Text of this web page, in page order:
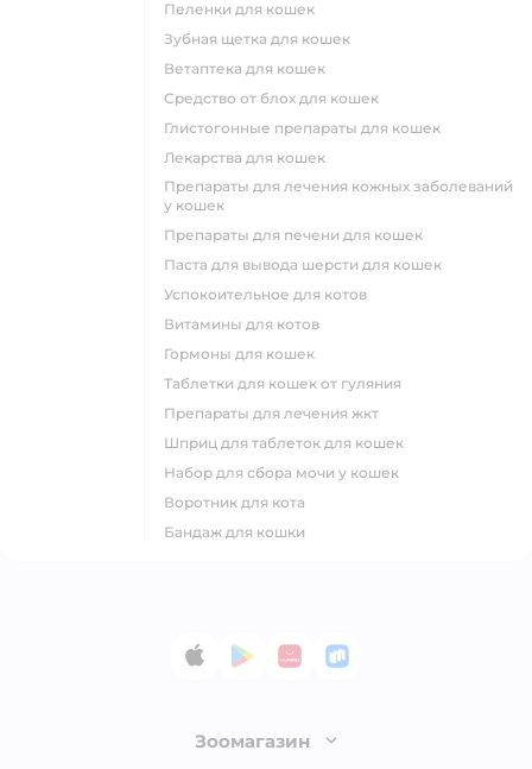
пеленки для кошек
зубная щетка для кошек
ветаптека для кошек
средство от блох для кошек
глистогонные препараты для кошек
лекарства для кошек
препараты для лечения кожных заболеваний
у кошек
препараты для печени для кошек
паста для вывода шерсти для кошек
успокоительное для котов
витамины для котов
гормоны для кошек
таблетки для кошек от гуляния
препараты для лечения жкт
шприц для таблеток для кошек
набор для сбора мочи у кошек
воротник для кота
бандаж для кошки
App StoreGoogle Play
AppGallery
RuStore
Зоомагазин